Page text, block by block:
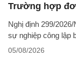
Trường hợp
Nghị định 299/
sự nghiệp công lập
05/08/2026